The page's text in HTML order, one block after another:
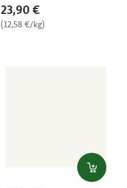
23,90 €
(12,58 €/kg)